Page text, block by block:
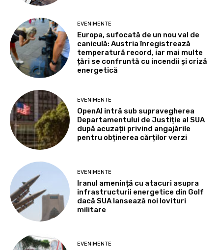
EVENIMENTE
Europa, sufocată de un nou val de
caniculă: Austria înregistrează
temperatură record, iar mai multe
țări se confruntă cu incendii și criză
energetică
EVENIMENTE
OpenAI intră sub supravegherea
Departamentului de Justiție al SUA
după acuzații privind angajările
pentru obținerea cărților verzi
EVENIMENTE
Iranul amenință cu atacuri asupra
infrastructurii energetice din Golf
dacă SUA lansează noi lovituri
militare
EVENIMENTE